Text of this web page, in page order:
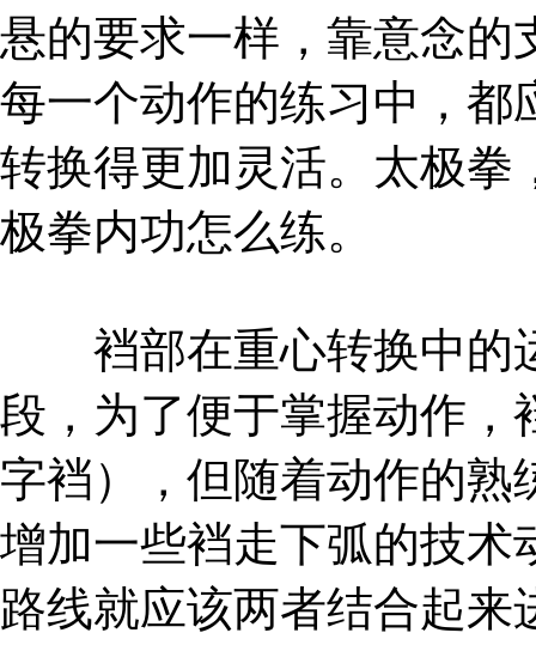
悬的要求一样，靠意念的
每一个动作的练习中，都
转换得更加灵活。太极拳
极拳内功怎么练。
裆部在重心转换中的
段，为了便于掌握动作
字裆），但随着动作的熟
增加一些裆走下弧的技术
路线就应该两者结合起